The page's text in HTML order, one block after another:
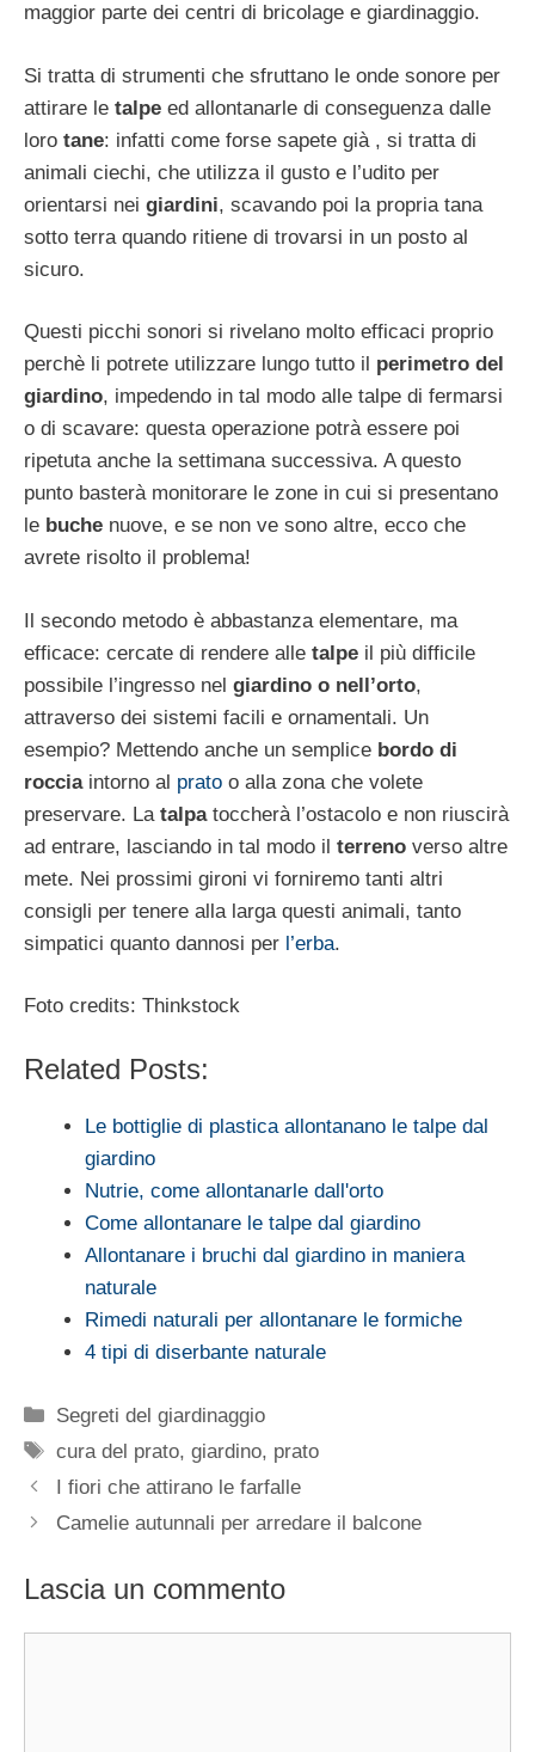
maggior parte dei centri di bricolage e giardinaggio.
Si tratta di strumenti che sfruttano le onde sonore per
attirare le talpe ed allontanarle di conseguenza dalle
loro tane: infatti come forse sapete già , si tratta di
animali ciechi, che utilizza il gusto e l’udito per
orientarsi nei giardini, scavando poi la propria tana
sotto terra quando ritiene di trovarsi in un posto al
sicuro.
Questi picchi sonori si rivelano molto efficaci proprio
perchè li potrete utilizzare lungo tutto il perimetro del
giardino, impedendo in tal modo alle talpe di fermarsi
o di scavare: questa operazione potrà essere poi
ripetuta anche la settimana successiva. A questo
punto basterà monitorare le zone in cui si presentano
le buche nuove, e se non ve sono altre, ecco che
avrete risolto il problema!
Il secondo metodo è abbastanza elementare, ma
efficace: cercate di rendere alle talpe il più difficile
possibile l’ingresso nel giardino o nell’orto,
attraverso dei sistemi facili e ornamentali. Un
esempio? Mettendo anche un semplice bordo di
rocciaintorno al prato o alla zona che volete
preservare. La talpatoccherà l’ostacolo e non riuscirà
ad entrare, lasciando in tal modo il terreno verso altre
mete. Nei prossimi gironi vi forniremo tanti altri
consigli per tenere alla larga questi animali, tanto
simpatici quanto dannosi per l’erba.
Foto credits: Thinkstock
Related Posts:
Le bottiglie di plastica allontanano le talpe dal
giardino
Nutrie, come allontanarle dall'orto
Come allontanare le talpe dal giardino
Allontanare i bruchi dal giardino in maniera
naturale
Rimedi naturali per allontanare le formiche
4 tipi di diserbante naturale
Categorie
Segreti del giardinaggio
Tag
cura del prato,giardino, prato
I fiori che attirano le farfalle
Camelie autunnali per arredare il balcone
Lascia un commento